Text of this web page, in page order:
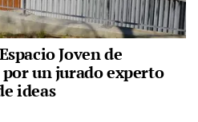
Joven de
un jurado experto
ideas